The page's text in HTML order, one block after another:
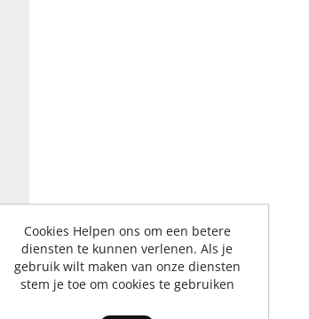
Cookies Helpen ons om een betere
diensten te kunnen verlenen. Als je
gebruik wilt maken van onze diensten
stem je toe om cookies te gebruiken